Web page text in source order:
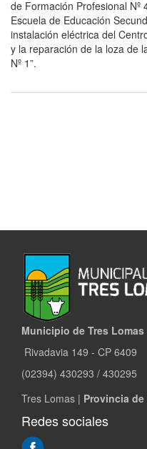
de Formación Profesional Nº
Escuela de Educación
instalación eléctrica del
y la reparación de la loza de
Nº 1”.
Municipio de Tres Lomas
Rivadavia 149 - CP 6409
(02394) 430293 / 430295
Tres Lomas | Provincia
Redes sociales